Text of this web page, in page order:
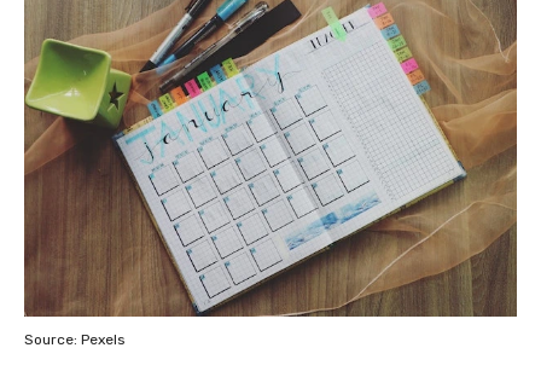
Source: Pexels